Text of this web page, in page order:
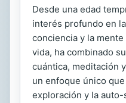
Desde una edad
interés profundo en
conciencia y la
vida, ha combinado
cuántica, meditación
un enfoque único
exploración y la